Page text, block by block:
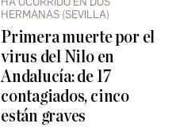
HERMANAS (SEVILLA)
Primera muerte por el
virus del Nilo en
Andalucía: de 17
contagiados, cinco
están graves